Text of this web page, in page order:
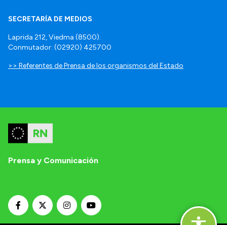
SECRETARÍA DE MEDIOS
Laprida 212, Viedma (8500).
Conmutador: (02920) 425700
>> Referentes de Prensa de los organismos del Estado
Prensa y Comunicación